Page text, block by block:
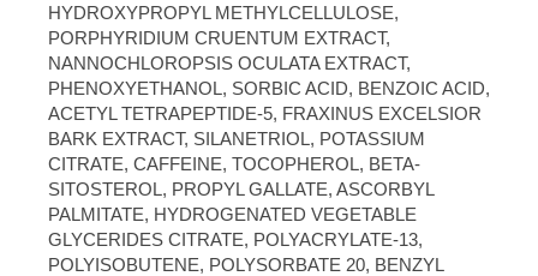
HYDROXYPROPYL METHYLCELLULOSE,
PORPHYRIDIUM CRUENTUM EXTRACT,
NANNOCHLOROPSIS OCULATA EXTRACT,
PHENOXYETHANOL, SORBIC ACID, BENZOIC ACID,
ACETYL TETRAPEPTIDE-5, FRAXINUS EXCELSIOR
BARK EXTRACT, SILANETRIOL, POTASSIUM
CITRATE, CAFFEINE, TOCOPHEROL, BETA-
SITOSTEROL, PROPYL GALLATE, ASCORBYL
PALMITATE, HYDROGENATED VEGETABLE
GLYCERIDES CITRATE, POLYACRYLATE-13,
POLYISOBUTENE, POLYSORBATE 20, BENZYL